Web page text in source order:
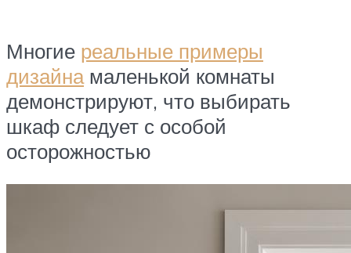
Многие реальные примеры
дизайнамаленькой комнаты
демонстрируют, что выбирать
шкаф следует с особой
осторожностью